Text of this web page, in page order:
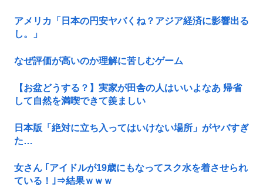
アメリカ「日本の円安ヤバくね？アジア経済に影響出る
し。」
なぜ評価が高いのか理解に苦しむゲーム
【お盆どうする？】実家が田舎の人はいいよなあ 帰省
して自然を満喫できて羨ましい
日本版「絶対に立ち入ってはいけない場所」がヤバすぎ
た…
女さん ｢アイドルが19歳にもなってスク水を着させられ
ている！｣⇒結果ｗｗｗ